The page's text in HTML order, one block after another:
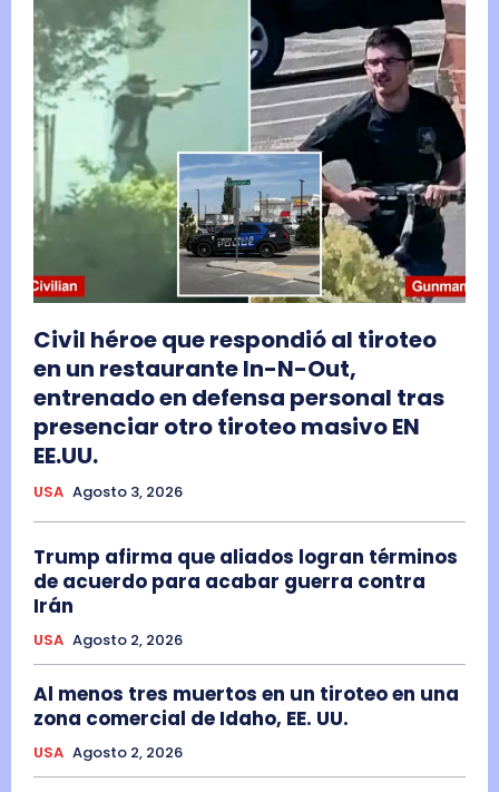
Civil héroe que respondió al tiroteo
en un restaurante In-N-Out,
entrenado en defensa personal tras
presenciar otro tiroteo masivo EN
EE.UU.
USA Agosto 3, 2026
Trump afirma que aliados logran términos
de acuerdo para acabar guerra contra
Irán
USA Agosto 2, 2026
Al menos tres muertos en un tiroteo en una
zona comercial de Idaho, EE. UU.
USA Agosto 2, 2026